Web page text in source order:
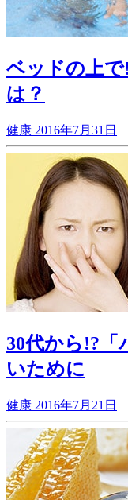
ベッドの上で
は？
健康 2016年7月31日
30代から!?「
いために
健康 2016年7月21日